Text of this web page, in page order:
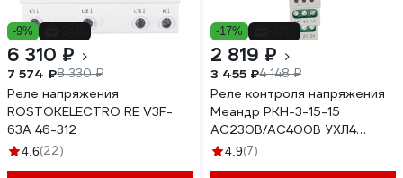
-9%
6 310 ₽
7 574 ₽8 330 ₽
Реле напряжения
ROSTOKELECTRO RE V3F-
63A 46-312
4.6(22)
-17%
2 819 ₽
3 455 ₽4 148 ₽
Реле контроля напряжения
Меандр РКН-3-15-15
AC230В/AC400B УХЛ4
A8302-16933945
4.9(7)